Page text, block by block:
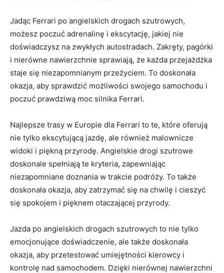
Jadąc Ferrari po angielskich drogach szutrowych,
możesz poczuć adrenalinę i ekscytację, jakiej nie
doświadczysz na zwykłych autostradach.‌ Zakręty, ‍pagórki
i nierówne nawierzchnie sprawiają,​ że⁢ każda przejażdżka
staje ⁣się ‍niezapomnianym przeżyciem. To doskonała
⁤okazja, aby sprawdzić ​możliwości swojego samochodu i
poczuć prawdziwą moc silnika Ferrari.
Najlepsze⁢ trasy w Europie dla Ferrari to te, które oferują
nie⁢ tylko ekscytującą jazdę, ale również malownicze​
widoki i piękną przyrodę. Angielskie drogi szutrowe
doskonale spełniają te kryteria,⁣ zapewniając
niezapomniane doznania w trakcie podróży. To także
doskonała okazja, ⁤aby⁣ zatrzymać się na⁢ chwilę i cieszyć‍
się spokojem i pięknem otaczającej przyrody.
Jazda po angielskich drogach szutrowych​ to nie tylko
emocjonujące⁣ doświadczenie, ale także doskonała
okazja, ⁣aby ⁢przetestować ⁢umiejętności kierowcy i
kontrolę nad ​samochodem. Dzięki nierównej⁢ nawierzchni⁤